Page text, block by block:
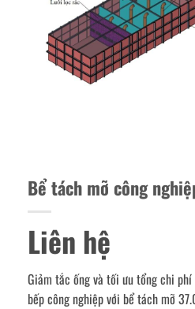
Bể tách mỡ công
Liên hệ
Giảm tắc ống và tối ưu tổng chi phí
bếp công nghiệp với bể tách mỡ